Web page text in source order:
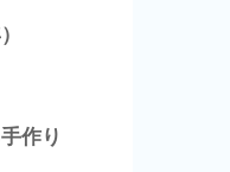
作り